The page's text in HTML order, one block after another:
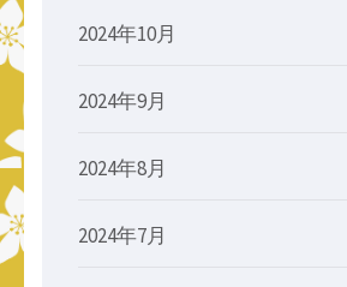
2024年10月
2024年9月
2024年8月
2024年7月